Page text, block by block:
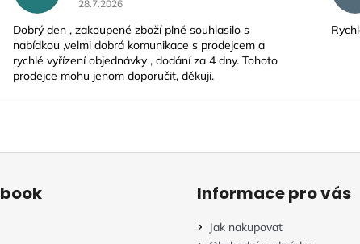
28.7.2026
Dobrý den , zakoupené zboží plně souhlasilo s
nabídkou ,velmi dobrá komunikace s prodejcem a
rychlé vyřízení objednávky , dodání za 4 dny. Tohoto
prodejce mohu jenom doporučit, děkuji.
Informace pro vás
Jak nakupovat